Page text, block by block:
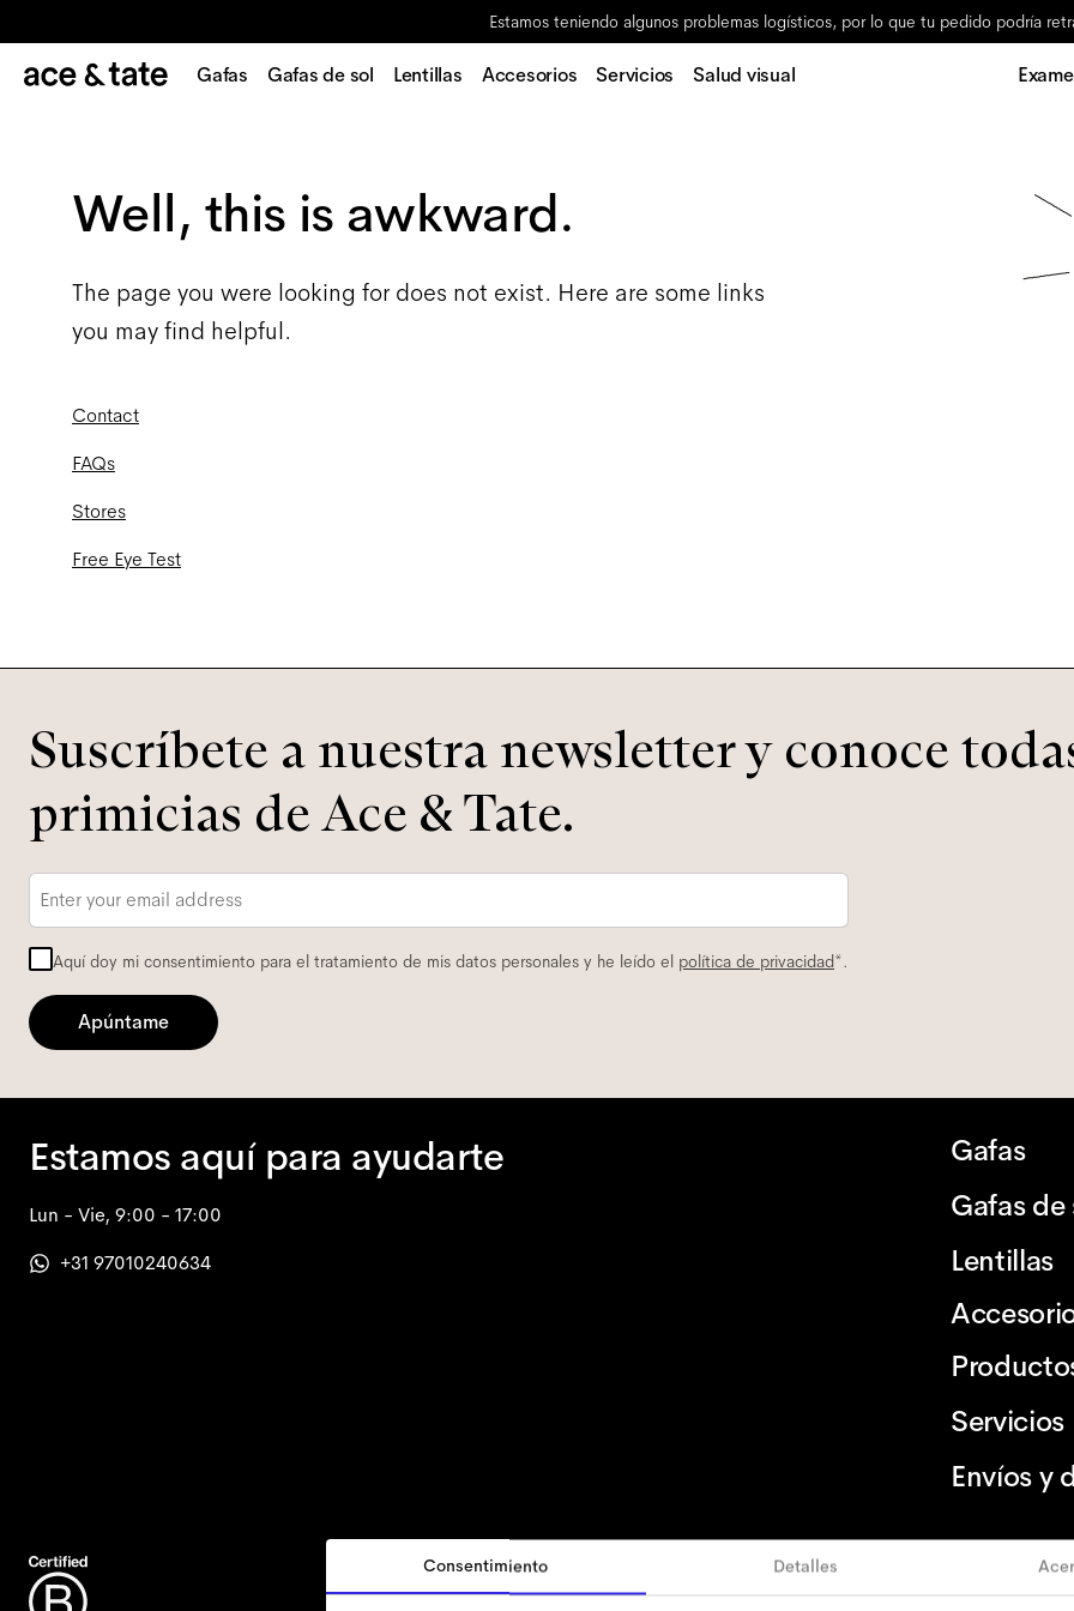
Consentimiento Detalles
Estamos teniendo algunos problemas logísticos, por lo que tu pedido podría
Gafas Gafas de sol Lentillas Accesorios Servicios Salud visual
Well, this is awkward.
The page you were looking for does not exist. Here are some links
you may find helpful.
Contact
FAQs
Stores
Free Eye Test
Suscríbete a nuestra newsletter y conoce
primicias de Ace & Tate.
electrónico
Aquí doy mi consentimiento para el tratamiento de mis datos personales y he leído el política de privacidad*.
Apúntame
Estamos aquí para ayudarte
Lun - Vie, 9:00 - 17:00
+31 97010240634
Gafas
Gafas de
Lentillas
Servicios
Envíos y